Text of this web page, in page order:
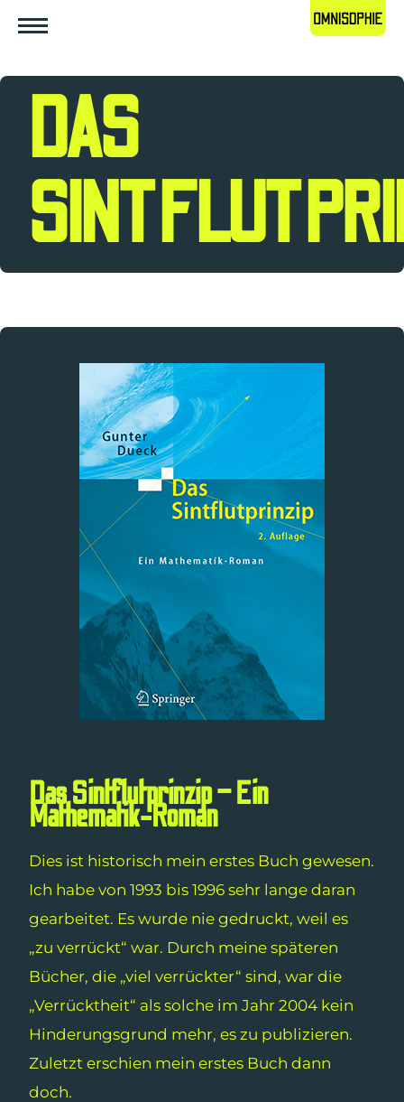
DAS
Das Sintflutprinzip – Ein
Mathematik-Roman
Dies ist historisch mein erstes Buch gewesen.
Ich habe von 1993 bis 1996 sehr lange daran
gearbeitet. Es wurde nie gedruckt, weil es
„zu verrückt“ war. Durch meine späteren
Bücher, die „viel verrückter“ sind, war die
„Verrücktheit“ als solche im Jahr 2004 kein
Hinderungsgrund mehr, es zu publizieren.
Zuletzt erschien mein erstes Buch dann
doch.